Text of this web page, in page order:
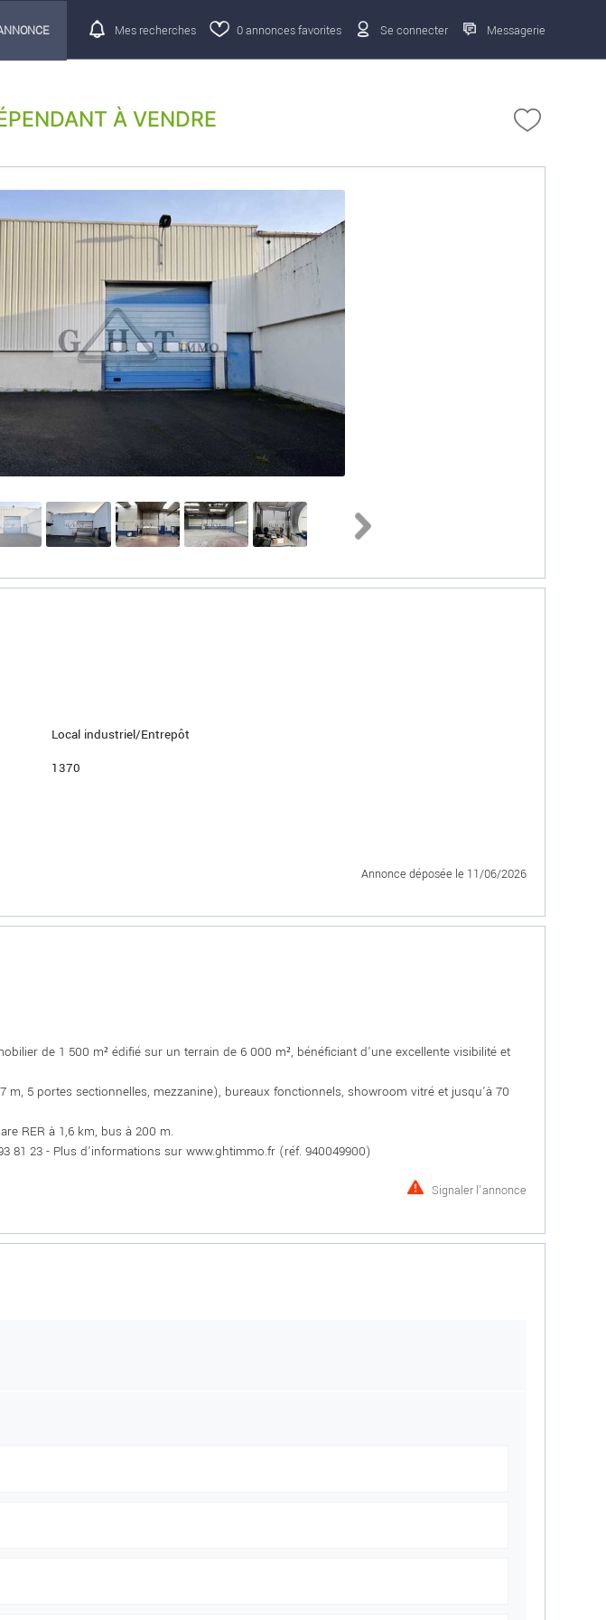
Mes recherches 0annonces favorites Se connecter Messagerie
À VENDRE
Local industriel/Entrepôt
1370
Annonce déposée le 11/06/2026
de 1 500 m² édifié sur un terrain de 6 000 m², bénéficiant d'une excellente visibilité et
m, 5 portes sectionnelles, mezzanine), bureaux fonctionnels, showroom vitré et jusqu'à 70
RER à 1,6 km, bus à 200 m.
81 23 - Plus d'informations sur www.ghtimmo.fr (réf. 940049900)
Signaler l'annonce